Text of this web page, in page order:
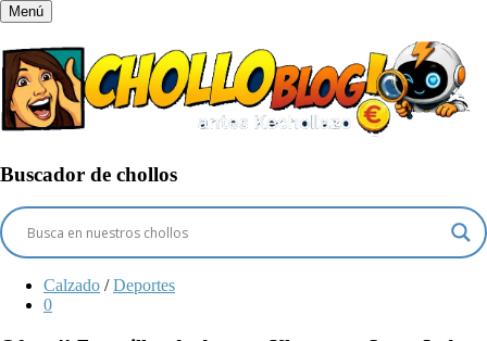
Menú
Buscador de chollos
Calzado / Deportes
0